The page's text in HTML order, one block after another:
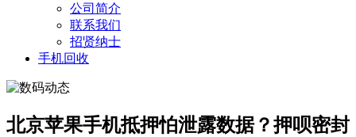
公司简介
联系我们
招贤纳士
手机回收
北京苹果手机抵押怕泄露数据？押呗密封